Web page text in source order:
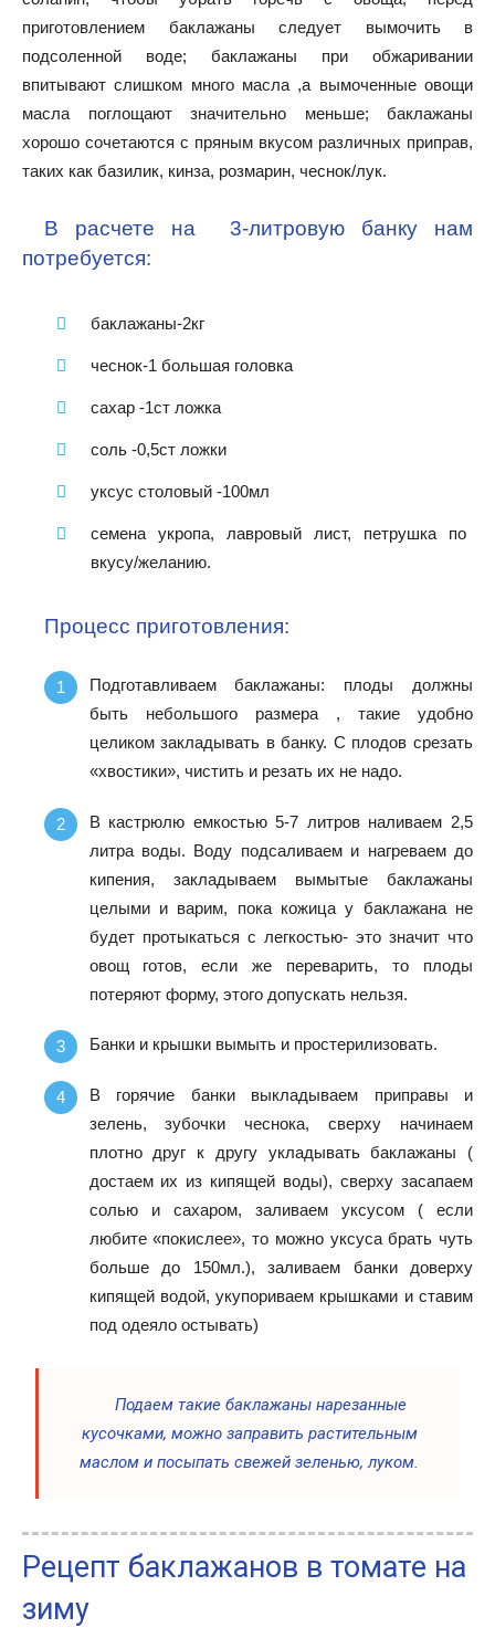
приготовлением баклажаны следует вымочить в
подсоленной воде; баклажаны при обжаривании
впитывают слишком много масла ,а вымоченные овощи
масла поглощают значительно меньше; баклажаны
хорошо сочетаются с пряным вкусом различных приправ,
таких как базилик, кинза, розмарин, чеснок/лук.
В расчете на 3-литровую банку нам
потребуется:
баклажаны-2кг
чеснок-1 большая головка
сахар -1ст ложка
соль -0,5ст ложки
уксус столовый -100мл
семена укропа, лавровый лист, петрушка по
вкусу/желанию.
Процесс приготовления:
Подготавливаем баклажаны: плоды должны
быть небольшого размера , такие удобно
целиком закладывать в банку. С плодов срезать
«хвостики», чистить и резать их не надо.
В кастрюлю емкостью 5-7 литров наливаем 2,5
литра воды. Воду подсаливаем и нагреваем до
кипения, закладываем вымытые баклажаны
целыми и варим, пока кожица у баклажана не
будет протыкаться с легкостью- это значит что
овощ готов, если же переварить, то плоды
потеряют форму, этого допускать нельзя.
Банки и крышки вымыть и простерилизовать.
В горячие банки выкладываем приправы и
зелень, зубочки чеснока, сверху начинаем
плотно друг к другу укладывать баклажаны (
достаем их из кипящей воды), сверху засапаем
солью и сахаром, заливаем уксусом ( если
любите «покислее», то можно уксуса брать чуть
больше до 150мл.), заливаем банки доверху
кипящей водой, укупориваем крышками и ставим
под одеяло остывать)
Подаем такие баклажаны нарезанные
кусочками, можно заправить растительным
маслом и посыпать свежей зеленью, луком.
Рецепт баклажанов в томате на
зиму